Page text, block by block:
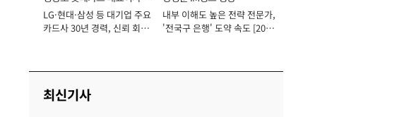
장
LG·현대·삼성 등 대기업 주요
카드사 30년 경력, 신뢰 회복
내부 이해도 높은 전략 전문가,
'전국구 은행' 도약 속도 [2026
최신기사